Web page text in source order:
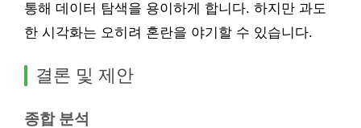
통해 데이터 탐색을 용이하게 합니다. 하지만 과도
한 시각화는 오히려 혼란을 야기할 수 있습니다.
결론 및 제안
종합 분석